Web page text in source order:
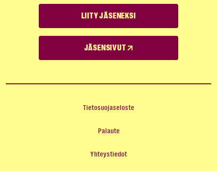
LIITY JÄSENEKSI
JÄSENSIVUT
Tietosuojaseloste
Palaute
Yhteystiedot